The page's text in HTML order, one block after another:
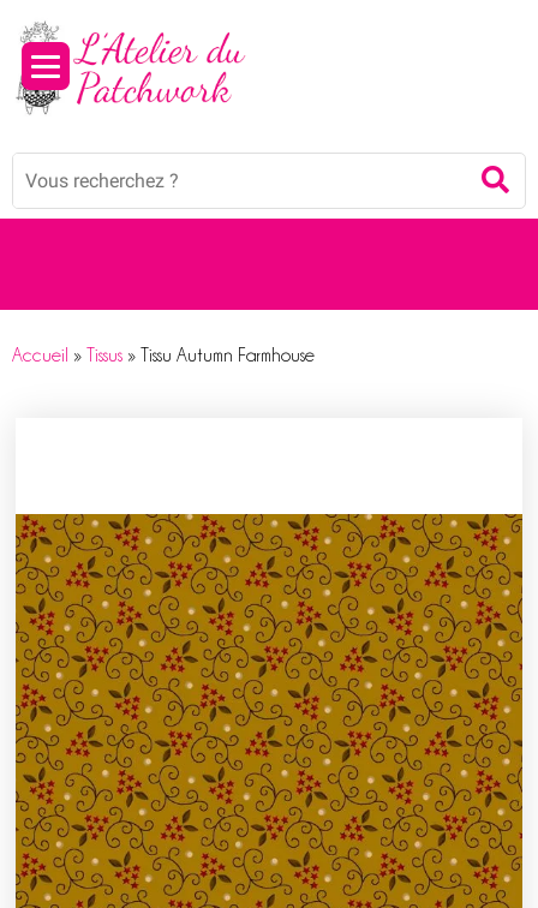
Mots
Accueil » Tissus » Tissu Autumn Farmhouse
Panneau de gestion des cookies